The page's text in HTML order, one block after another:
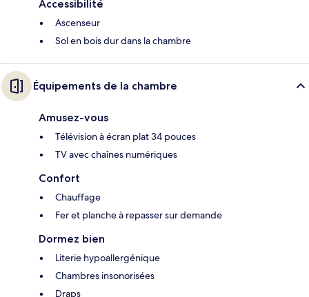
Accessibilité
Ascenseur
Sol en bois dur dans la chambre
Équipements de la chambre
Amusez-vous
Télévision à écran plat 34 pouces
TV avec chaînes numériques
Confort
Chauffage
Fer et planche à repasser sur demande
Dormez bien
Literie hypoallergénique
Chambres insonorisées
Draps